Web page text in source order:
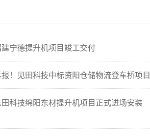
宁德提升机项目竣工交付
！见田科技中标资阳仓储物流登车桥项目
田科技绵阳东材提升机项目正式进场安装